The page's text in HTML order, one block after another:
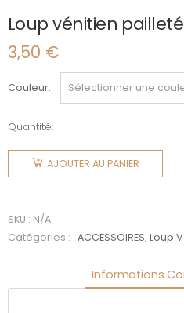
Loup vénitien
3,50 €
Couleur
Quantité:
quantité
de Loup
vénitien
(2
couleurs)
AJOUTER AU PANIER
SKU : N/A
Catégories :
ACCESSOIRES,Loup
Informations